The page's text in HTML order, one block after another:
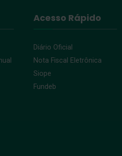
Acesso Rápido
Diário Oficial
Nota Fiscal Eletrônica
Siope
Fundeb